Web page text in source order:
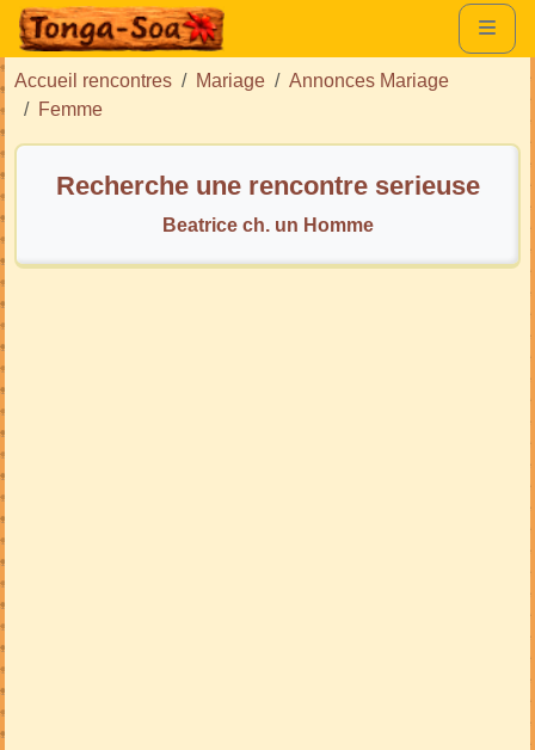
Accueil rencontres Mariage
Annonces Mariage
Femme
Recherche une rencontre serieuse
Beatrice ch. un Homme